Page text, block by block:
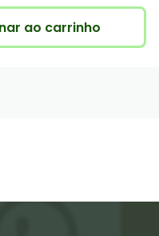
ao carrinho